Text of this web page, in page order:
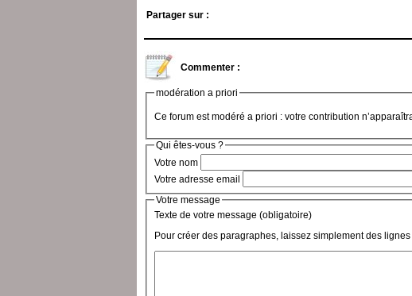
Partager sur :
Commenter :
modération a priori
Ce forum est modéré a priori : votre contribution
Qui êtes-vous ?
Votre nom
Votre adresse email
Votre message
Texte de votre message (obligatoire)
Pour créer des paragraphes, laissez simplement des lignes